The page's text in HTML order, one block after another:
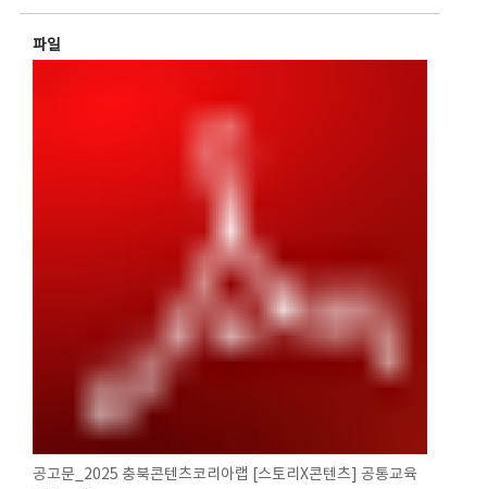
파일
공고문_2025 충북콘텐츠코리아랩 [스토리X콘텐츠] 공통교육